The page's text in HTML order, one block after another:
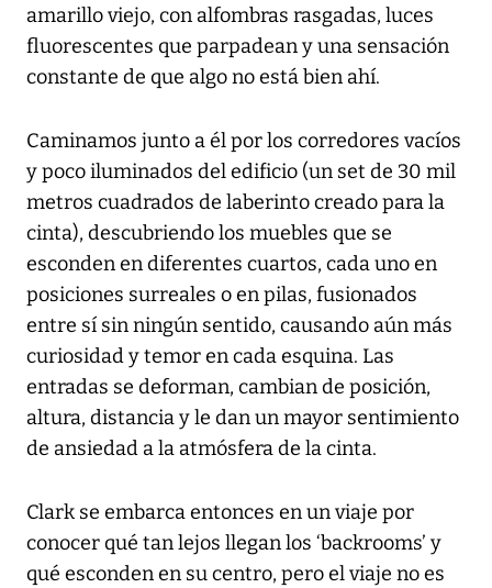
amarillo viejo, con alfombras rasgadas, luces
fluorescentes que parpadean y una sensación
constante de que algo no está bien ahí.
Caminamos junto a él por los corredores vacíos
y poco iluminados del edificio (un set de 30 mil
metros cuadrados de laberinto creado para la
cinta), descubriendo los muebles que se
esconden en diferentes cuartos, cada uno en
posiciones surreales o en pilas, fusionados
entre sí sin ningún sentido, causando aún más
curiosidad y temor en cada esquina. Las
entradas se deforman, cambian de posición,
altura, distancia y le dan un mayor sentimiento
de ansiedad a la atmósfera de la cinta.
Clark se embarca entonces en un viaje por
conocer qué tan lejos llegan los ‘backrooms’ y
qué esconden en su centro, pero el viaje no es